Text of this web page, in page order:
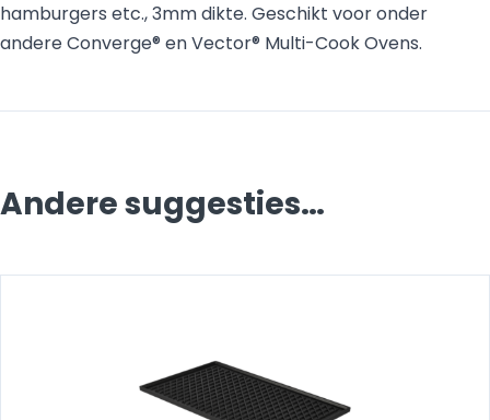
hamburgers etc., 3mm dikte. Geschikt voor onder
andere Converge® en Vector® Multi-Cook Ovens.
Andere suggesties…